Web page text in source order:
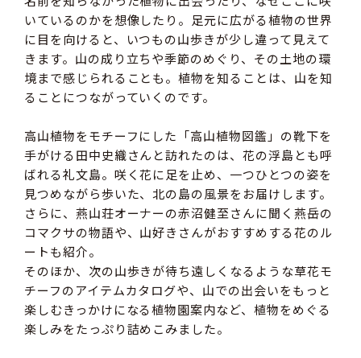
いているのかを想像したり。足元に広がる植物の世界
に目を向けると、いつもの山歩きが少し違って見えて
きます。山の成り立ちや季節のめぐり、その土地の環
境まで感じられることも。植物を知ることは、山を知
ることにつながっていくのです。
高山植物をモチーフにした「高山植物図鑑」の靴下を
手がける田中史織さんと訪れたのは、花の浮島とも呼
ばれる礼文島。咲く花に足を止め、一つひとつの姿を
見つめながら歩いた、北の島の風景をお届けします。
さらに、燕山荘オーナーの赤沼健至さんに聞く燕岳の
コマクサの物語や、山好きさんがおすすめする花のル
ートも紹介。
そのほか、次の山歩きが待ち遠しくなるような草花モ
チーフのアイテムカタログや、山での出会いをもっと
楽しむきっかけになる植物園案内など、植物をめぐる
楽しみをたっぷり詰めこみました。